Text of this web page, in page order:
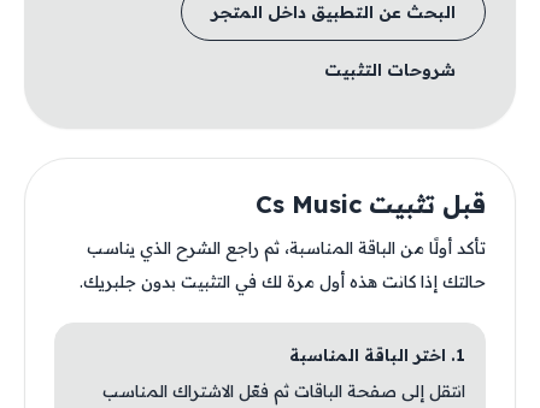
البحث عن التطبيق داخل المتجر
شروحات التثبيت
قبل تثبيت Cs Music
تأكد أولًا من الباقة المناسبة، ثم راجع الشرح الذي يناسب
حالتك إذا كانت هذه أول مرة لك في التثبيت بدون جلبريك.
1. اختر الباقة المناسبة
انتقل إلى صفحة الباقات ثم فعّل الاشتراك المناسب